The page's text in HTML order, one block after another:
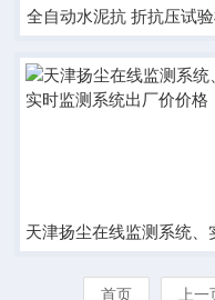
全自动水泥抗 折抗压试
天津扬尘在线监测系统
首页 上一